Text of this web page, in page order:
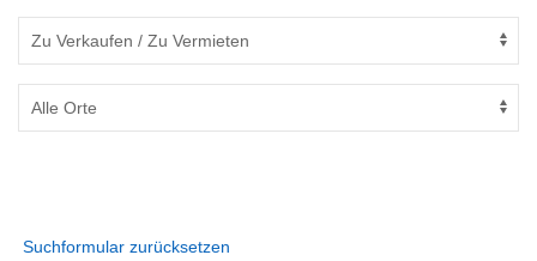
Suchformular zurücksetzen